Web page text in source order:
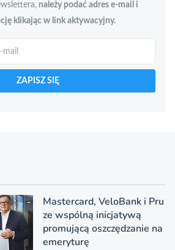
należy podać adres e-mail i
klikając w link aktywacyjny.
ZAPISZ SIĘ
Mastercard, VeloBank i Pru
ze wspólną inicjatywą
promującą oszczędzanie na
emeryturę